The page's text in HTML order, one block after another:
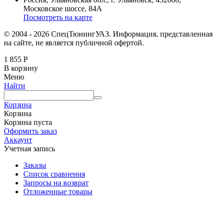
Московское шоссе, 84А
Посмотреть на карте
© 2004 - 2026 СпецТюнингУАЗ. Информация, представленная
на сайте, не является публичной офертой.
1 855 Р
В корзину
Меню
Найти
Корзина
Корзина
Корзина пуста
Оформить заказ
Аккаунт
Учетная запись
Заказы
Список сравнения
Запросы на возврат
Отложенные товары